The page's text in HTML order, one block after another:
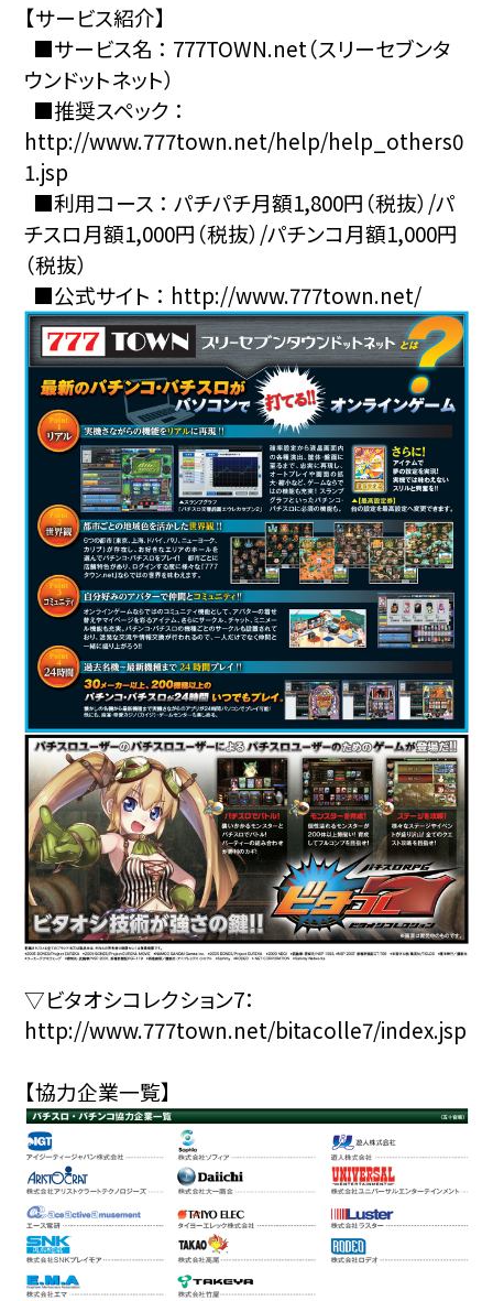
【サービス紹介】
■サービス名 ： 777TOWN.net（スリーセブンタ
ウンドットネット）
■推奨スペック ：
http://www.777town.net/help/help_others0
1.jsp
■利用コース ： パチパチ月額1,800円（税抜）/パ
チスロ月額1,000円（税抜）/パチンコ月額1,000円
（税抜）
■公式サイト ： http://www.777town.net/
▽ビタオシコレクション7：
http://www.777town.net/bitacolle7/index.jsp
【協力企業一覧】